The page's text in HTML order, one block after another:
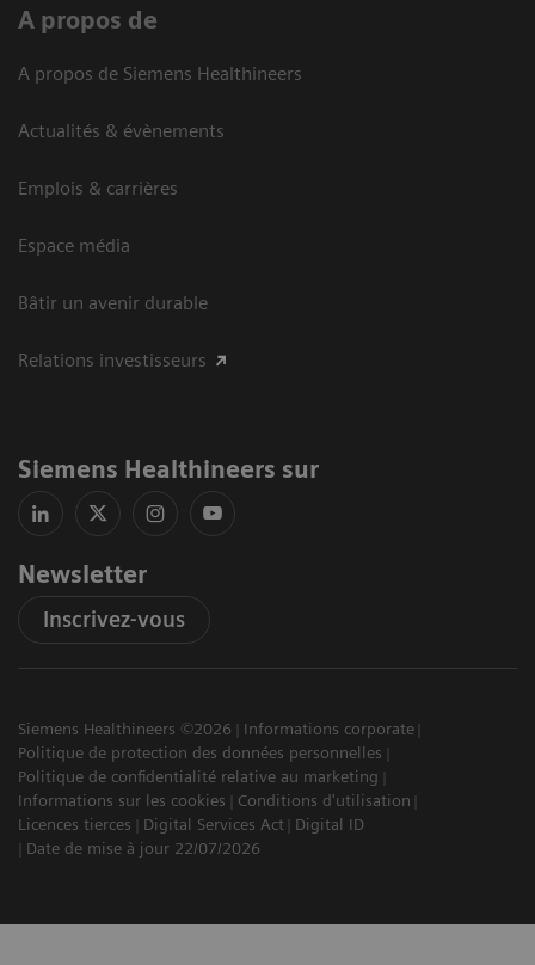
A propos de
A propos de Siemens Healthineers
Actualités & évènements
Emplois & carrières
Espace média
Bâtir un avenir durable
Relations investisseurs
Siemens Healthineers sur
Newsletter
Inscrivez-vous
Siemens Healthineers ©2026
Informations corporate
Politique de protection des données personnelles
Politique de confidentialité relative au marketing
Informations sur les cookies
Conditions d'utilisation
Licences tierces
Digital Services Act
Digital ID
Date de mise à jour 22/07/2026